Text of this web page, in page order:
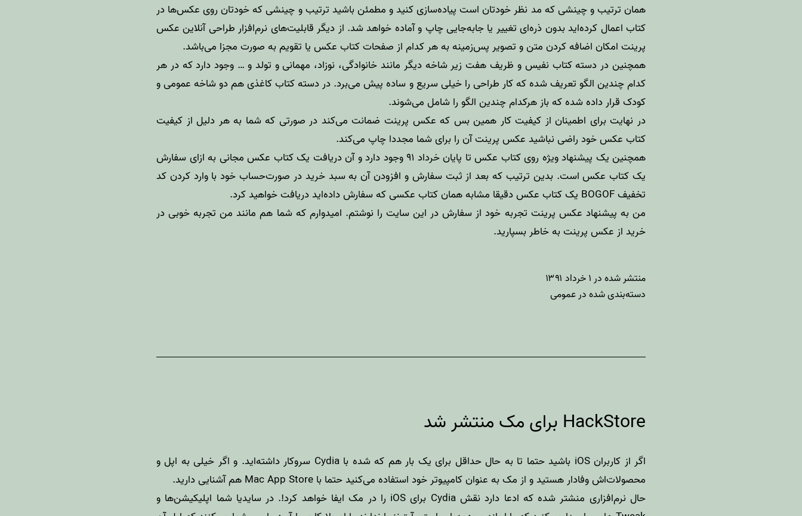
همان ترتیب و چینشی که مد نظر خودتان است پیاده‌سازی کنید و مطمئن باشید ترتیب و چینشی که خودتان روی عکس‌ها در
کتاب اعمال کرده‌اید بدون ذره‌ای تغییر یا جابه‌جایی چاپ و آماده خواهد شد. از دیگر قابلیت‌های نرم‌افزار طراحی آنلاین عکس
پرینت امکان اضافه کردن متن و تصویر پس‌زمینه به هر کدام از صفحات کتاب عکس یا تقویم به صورت مجزا می‌باشد.
همچنین در دسته کتاب نفیس و ظریف هفت زیر شاخه دیگر مانند خانوادگی، نوزاد، مهمانی و تولد و … وجود دارد که در هر
کدام چندین الگو تعریف شده که کار طراحی را خیلی سریع و ساده پیش می‌برد. در دسته کتاب کاغذی هم دو شاخه عمومی و
کودک قرار داده شده که باز هرکدام چندین الگو را شامل می‌شوند.
در نهایت برای اطمینان از کیفیت کار همین بس که عکس پرینت ضمانتمی‌کند در صورتی که شما به هر دلیل از کیفیت
کتاب عکس خود راضی نباشید عکس پرینت آن را برای شما مجددا چاپ می‌کند.
همچنین یک پیشنهاد ویژه روی کتاب عکس تا پایان خرداد ۹۱ وجود دارد و آن دریافت یک کتاب عکس مجانی به ازای سفارش
یک کتاب عکس است. بدین ترتیب که بعد از ثبت سفارش و افزودن آن به سبد خرید در صورت‌حساب خود با وارد کردن کد
تخفیف BOGOF یک کتاب عکس دقیقا مشابه همان کتاب عکسی که سفارش داده‌اید دریافت خواهید کرد.
من به پیشنهاد عکس‌ پرینت تجربه خود از سفارش در این سایت را نوشتم. امیدوارم که شما هم مانند من تجربه خوبی در
خرید از عکس‌ پرینت به خاطر بسپارید.
منتشر شده در ۱ خرداد ۱۳۹۱
دسته‌بندی شده درعمومی
HackStore برای مک منتشر شد
اگر از کاربرانiOS باشید حتما تا به حال حداقل برای یک بار هم که شده باCydia سروکار داشته‌اید. و اگر خیلی به اپل و
محصولات‌اش وفادار هستید و از مک به عنوان کامپیوتر خود استفاده می‌کنید حتما با Mac App Store هم آشنایی دارید.
حال نرم‌افزاری منشتر شده که ادعا دارد نقش Cydia برای iOS را در مک ایفا خواهد کرد!. در سایدیا شما اپلیکیشن‌ها و